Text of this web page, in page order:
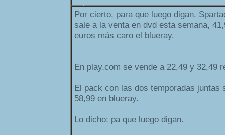
Por cierto, para que luego digan.
sale a la venta en dvd esta semana,
euros más caro el blueray.
En play.com se vende a 22,49 y 32,49
El pack con las dos temporadas juntas
58,99 en blueray.
Lo dicho: pa que luego digan.